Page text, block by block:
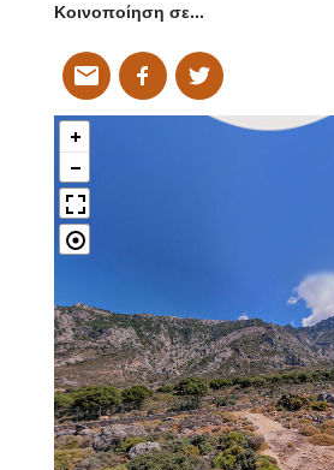
Κοινοποίηση σε…